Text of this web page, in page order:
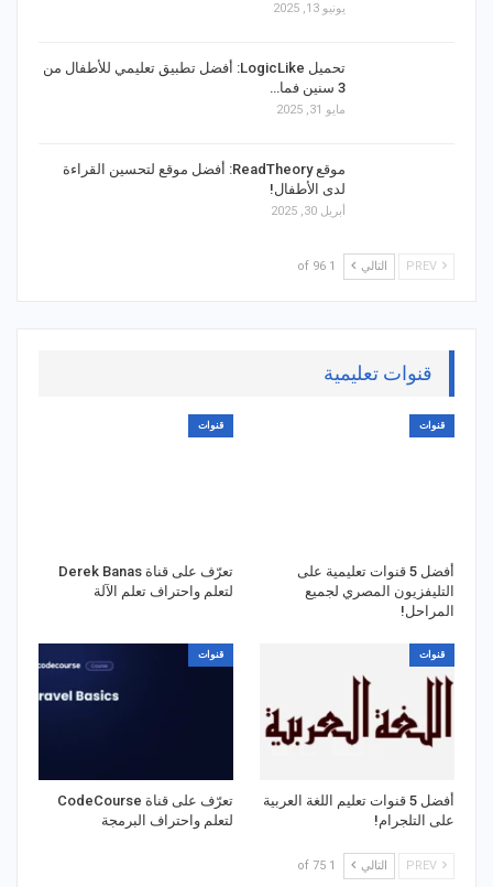
يونيو 13, 2025
تحميل LogicLike: أفضل تطبيق تعليمي للأطفال من
3 سنين فما…
مايو 31, 2025
موقع ReadTheory: أفضل موقع لتحسين القراءة
لدى الأطفال!
أبريل 30, 2025
التالي 1 of 96
قنوات تعليمية
قنوات
أفضل 5 قنوات تعليمية على
التليفزيون المصري لجميع
المراحل!
قنوات
تعرّف على قناة Derek Banas
لتعلم واحتراف تعلم الآلة
قنوات
أفضل 5 قنوات تعليم اللغة العربية
على التلجرام!
قنوات
تعرّف على قناة CodeCourse
لتعلم واحتراف البرمجة
التالي 1 of 75